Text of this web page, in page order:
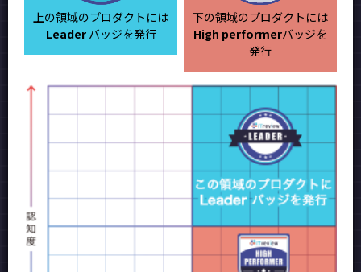
上の領域のプロダクトには
Leaderバッジを発行
下の領域のプロダクトには
High performerバッジを
発行